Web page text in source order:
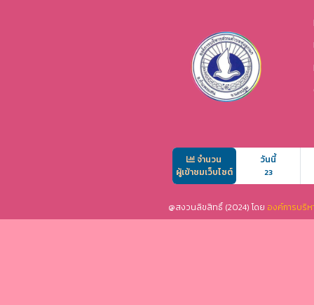
จำนวน
ผู้เข้าชมเว็บไซต์
วันนี้
23
@สงวนลิขสิทธิ์ (2024) โดย องค์การบริ